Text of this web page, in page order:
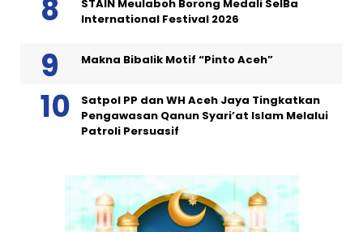
STAIN Meulaboh Borong Medali SeIBa
International Festival 2026
Makna Bibalik Motif “Pinto Aceh”
Satpol PP dan WH Aceh Jaya Tingkatkan
Pengawasan Qanun Syari’at Islam Melalui
Patroli Persuasif